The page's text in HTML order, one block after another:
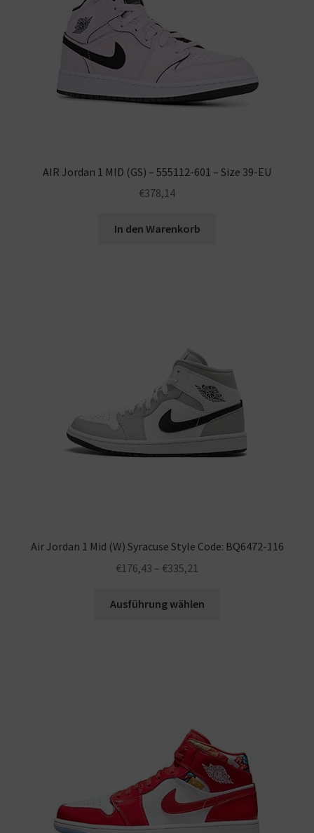
AIR Jordan 1 MID (GS) – 555112-601 – Size 39-EU
€378,14
In den Warenkorb
Air Jordan 1 Mid (W) Syracuse Style Code: BQ6472-116
€176,43 – €335,21
Ausführung wählen